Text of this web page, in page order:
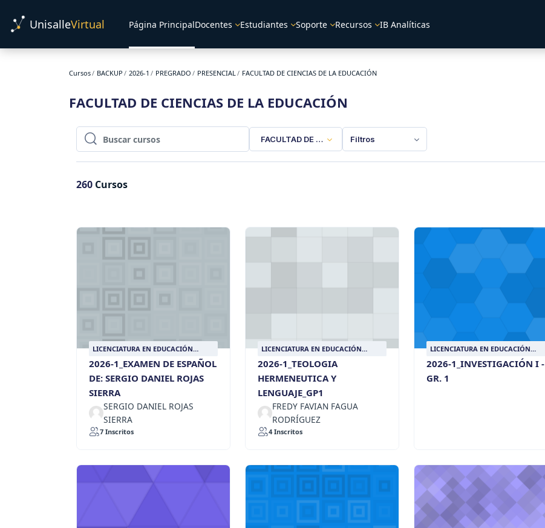
UnisalleVirtual Página PrincipalDocentes Estudiantes Soporte Recursos IB Analíticas
Cursos BACKUP 2026-1 PREGRADO PRESENCIAL FACULTAD DE CIENCIAS DE LA EDUCACIÓN
FACULTAD DE CIENCIAS DE LA EDUCACIÓN
Buscar cursos
Buscar cursos FACULTAD DE CIENCIAS DE LA EDUCACIÓN
Filtros
260 Cursos
LICENCIATURA EN EDUCACIÓN
2026-1_EXAMEN DE ESPAÑOL
DE: SERGIO DANIEL ROJAS
SIERRA
SERGIO DANIEL ROJAS
SIERRA
7 Inscritos
LICENCIATURA EN EDUCACIÓN
2026-1_TEOLOGIA
HERMENEUTICA Y
LENGUAJE_GP1
FREDY FAVIAN FAGUA
RODRÍGUEZ
4 Inscritos
LICENCIATURA EN EDUCACIÓN
2026-1_INVESTIGACIÓN I -
GR. 1